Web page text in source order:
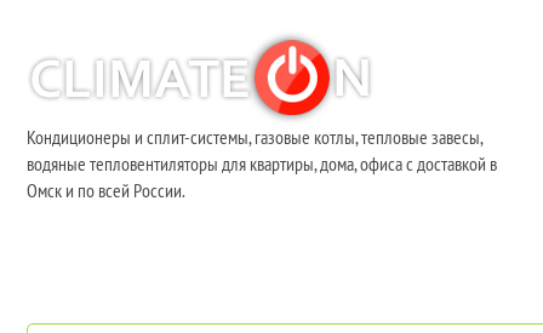
Кондиционеры и сплит-системы, газовые котлы, тепловые завесы,
водяные тепловентиляторы для квартиры, дома, офиса с доставкой в
Омск и по всей России.